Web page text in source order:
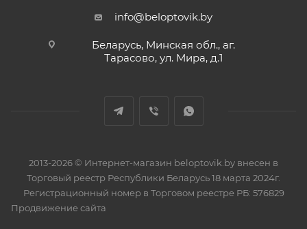
info@beloptovik.by
Беларусь, Минская обл., аг.
Тарасово, ул. Мира, д.1
2013-2026 © Интернет-магазин beloptovik.by внесен в
Торговый реестр Республики Беларусь 18 марта 2024г.
Регистрационный номер в Торговом реестре РБ: 576829
Продвижение сайта